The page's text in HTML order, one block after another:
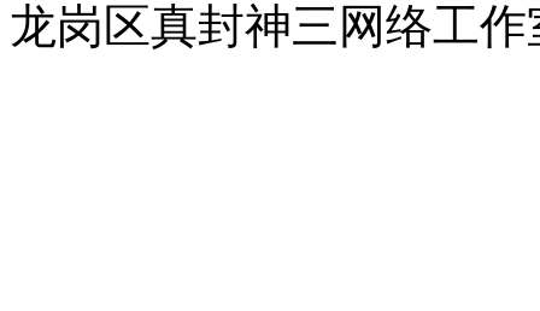
龙岗区真封神三网络工